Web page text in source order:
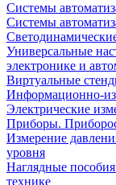
Системы
Системы
Универсальные
электронике и
Виртуальные
Информационно-
Электрические
Приборы.
Измерение
уровня
Наглядные
технике